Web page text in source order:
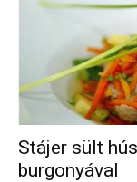
Stájer sült
burgonyával